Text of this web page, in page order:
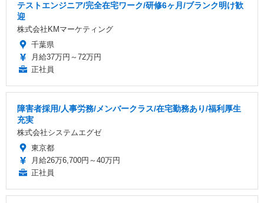
テストエンジニア/完全在宅ワーク/研修6ヶ月/ブランク明け歓
迎
株式会社KMマーケティング
千葉県
月給37万円～72万円
正社員
障害者採用/人事労務/メンバークラス/在宅勤務あり/福利厚生
充実
株式会社システムエグゼ
東京都
月給26万6,700円～40万円
正社員